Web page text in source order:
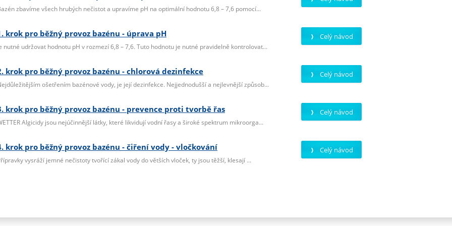
zbavíme všech hrubých nečistot a upravíme pH na optimální hodnotu 6,8 – 7,6 pomocí...
krok pro běžný provoz bazénu - úprava pH
nutné udržovat hodnotu pH v rozmezí 6,8 – 7,6. Tuto hodnotu je nutné pravidelně kontrolovat...
Celý návod
krok pro běžný provoz bazénu - chlorová dezinfekce
ošetřením bazénové vody, je její dezinfekce. Nejjednodušší a nejlevnější způsob...
Celý návod
krok pro běžný provoz bazénu - prevence proti tvorbě řas
Algicidy jsou nejúčinnější látky, které likvidují vodní řasy a široké spektrum mikroorga...
Celý návod
krok pro běžný provoz bazénu - čiření vody - vločkování
vysráží jemné nečistoty tvořící zákal vody do větších vloček, ty jsou těžší, klesají ...
Celý návod